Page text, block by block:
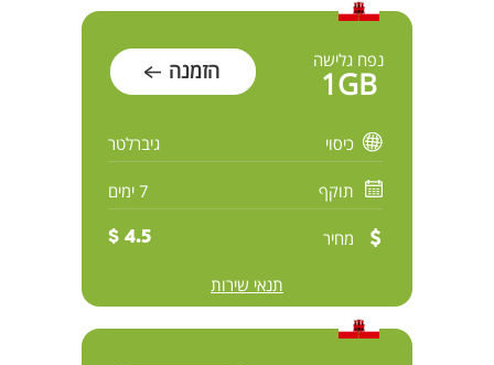
נפח גלישה
1GB הזמנה
כיסוי גיברלטר
תוקף 7 ימים
מחיר 4.5 $
תנאי שירות